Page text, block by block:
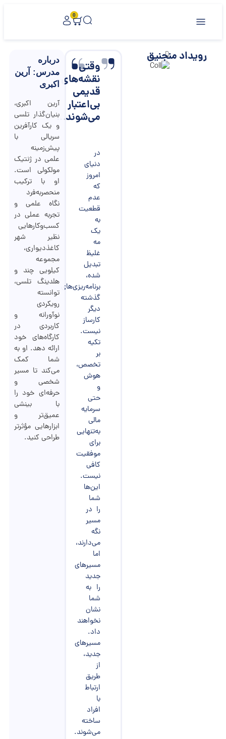
0
رویداد منجنیق
وقتی
نقشه‌های
قدیمی
بی‌اعتبار
می‌شوند…
در
دنیای
امروز
که
عدم
قطعیت
به
یک
مه
غلیظ
تبدیل
شده،
برنامه‌ریزی‌های
گذشته
دیگر
کارساز
نیست.
تکیه
بر
تخصص،
هوش
و
حتی
سرمایه
مالی
به‌تنهایی
برای
موفقیت
کافی
نیست.
این‌ها
شما
را در
مسیر
نگه
می‌دارند،
اما
مسیرهای
جدید
را به
شما
نشان
نخواهند
داد.
مسیرهای
جدید،
از
طریق
ارتباط
با
افراد
ساخته
می‌شوند.
درباره
مدرس: آرین
اکبری
آرین اکبری،
بنیان‌گذار تلسی
و یک کارآفرین
سریالی با
پیش‌زمینه
علمی در ژنتیک
مولکولی است.
او با ترکیب
منحصربه‌فرد
نگاه علمی و
تجربه عملی در
کسب‌وکارهایی
نظیر شهر
کاغذدیواری،
مجموعه
کیلویی چند و
هلدینگ تلسی،
توانسته
رویکردی
نوآورانه و
کاربردی در
کارگاه‌های خود
ارائه دهد. او به
شما کمک
می‌کند تا مسیر
شخصی و
حرفه‌ای خود را
با بینشی
عمیق‌تر و
ابزارهایی مؤثرتر
طراحی کنید.